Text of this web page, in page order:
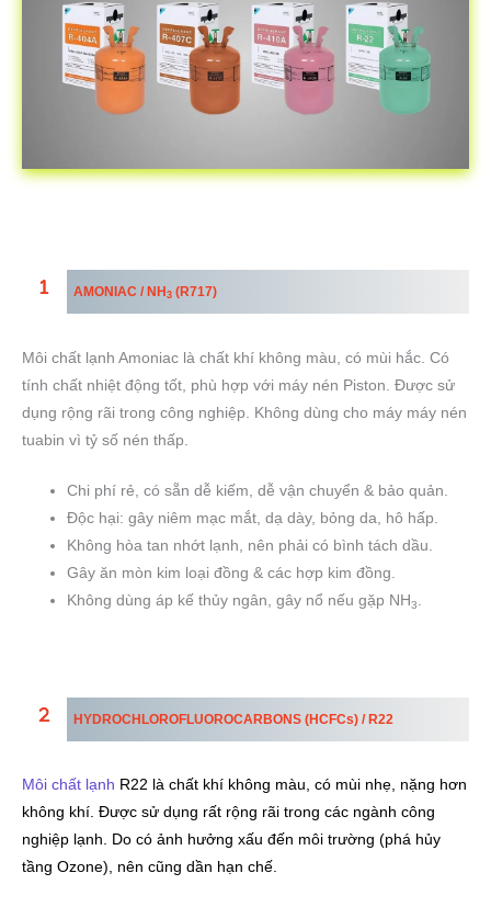
AMONIAC / NH 3(R717)
Môi chất lạnh Amoniac là chất khí không màu, có mùi hắc. Có
tính chất nhiệt động tốt, phù hợp với máy nén Piston. Được sử
dụng rộng rãi trong công nghiệp. Không dùng cho máy máy nén
tuabin vì tỷ số nén thấp.
Chi phí rẻ, có sẵn dễ kiếm, dễ vận chuyển & bảo quản.
Độc hại: gây niêm mạc mắt, dạ dày, bỏng da, hô hấp.
Không hòa tan nhớt lạnh, nên phải có bình tách dầu.
Gây ăn mòn kim loại đồng & các hợp kim đồng.
Không dùng áp kế thủy ngân, gây nổ nếu gặp NH3.
HYDROCHLOROFLUOROCARBONS(HCFCs) / R22
Môi chất lạnh R22 là chất khí không màu, có mùi nhẹ, nặng hơn
không khí. Được sử dụng rất rộng rãi trong các ngành công
nghiệp lạnh. Do có ảnh hưởng xấu đến môi trường (phá hủy
tầng Ozone), nên cũng dần hạn chế.